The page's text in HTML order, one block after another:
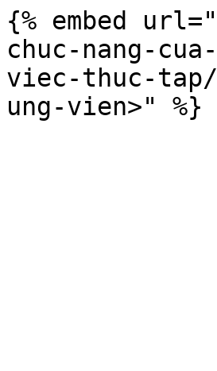
{% embed
chuc-nang-
viec-thuc-